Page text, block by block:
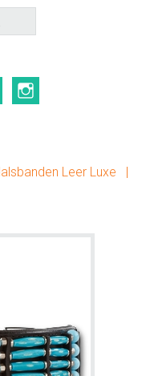
Pinterest
Leer Luxe
|